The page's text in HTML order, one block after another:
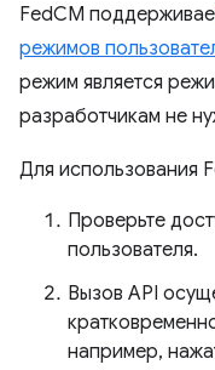
FedCM
режимов
режим является
разработчикам не
Для использования
Проверьте
пользователя.
Вызов API
например,